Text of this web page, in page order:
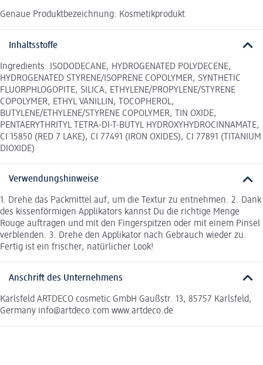
Genaue Produktbezeichnung: Kosmetikprodukt
Inhaltsstoffe
Ingredients: ISODODECANE, HYDROGENATED POLYDECENE,
HYDROGENATED STYRENE/ISOPRENE COPOLYMER, SYNTHETIC
FLUORPHLOGOPITE, SILICA, ETHYLENE/PROPYLENE/STYRENE
COPOLYMER, ETHYL VANILLIN, TOCOPHEROL,
BUTYLENE/ETHYLENE/STYRENE COPOLYMER, TIN OXIDE,
PENTAERYTHRITYL TETRA-DI-T-BUTYL HYDROXYHYDROCINNAMATE,
CI 15850 (RED 7 LAKE), CI 77491 (IRON OXIDES), CI 77891 (TITANIUM
DIOXIDE)
Verwendungshinweise
1. Drehe das Packmittel auf, um die Textur zu entnehmen. 2. Dank
des kissenförmigen Applikators kannst Du die richtige Menge
Rouge auftragen und mit den Fingerspitzen oder mit einem Pinsel
verblenden. 3. Drehe den Applikator nach Gebrauch wieder zu.
Fertig ist ein frischer, natürlicher Look!
Anschrift des Unternehmens
Karlsfeld ARTDECO cosmetic GmbH Gaußstr. 13, 85757 Karlsfeld,
Germany info@artdeco.com www.artdeco.de